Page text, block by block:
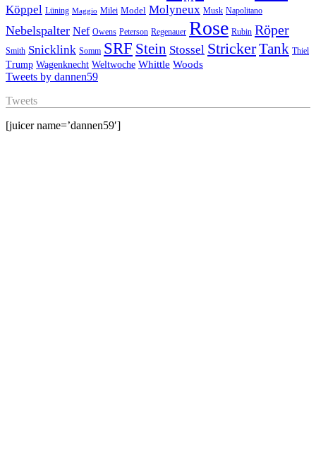
Köppel Lüning Maggio Milei Model Molyneux Musk Napolitano
Nebelspalter Nef Owens Peterson Regenauer Rose Rubin Röper
Smith Snicklink Somm SRF Stein Stossel StrickerTank Thiel
Trump Wagenknecht Weltwoche Whittle Woods
Tweets by dannen59
Tweets
[juicer name=’dannen59′]